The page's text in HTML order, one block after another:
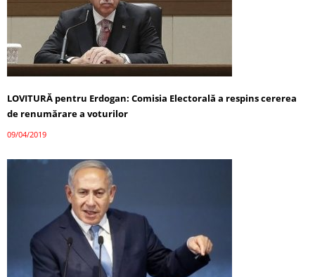
LOVITURĂ pentru Erdogan: Comisia Electorală a respins cererea
de renumărare a voturilor
09/04/2019